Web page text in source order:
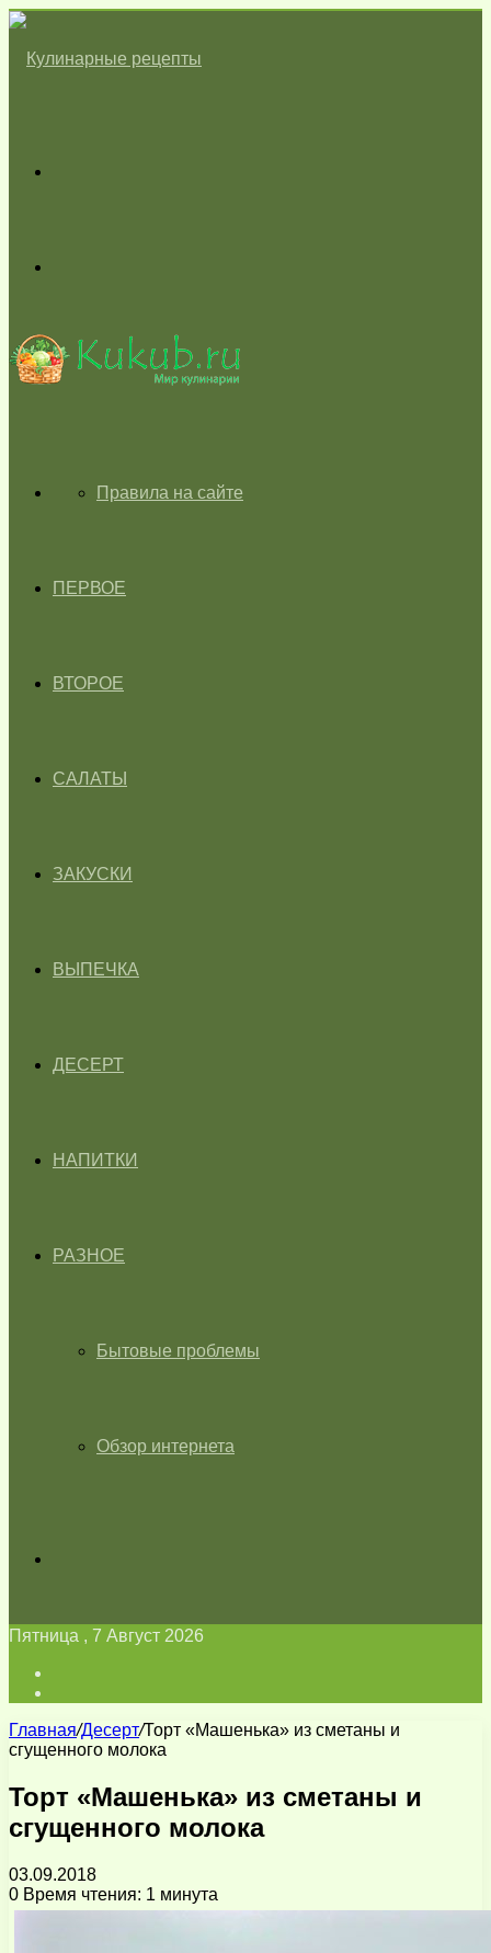
skin
ГЛАВНАЯПравила на сайте
ПЕРВОЕ
ВТОРОЕ
САЛАТЫ
ЗАКУСКИ
ВЫПЕЧКА
ДЕСЕРТ
НАПИТКИ
РАЗНОЕ
Бытовые проблемы
Обзор интернета
Пятница , 7 Август 2026
Главная/Десерт/Торт «Машенька» из сметаны и
сгущенного молока
Торт «Машенька» из сметаны и
сгущенного молока
03.09.2018
0 Время чтения: 1 минута